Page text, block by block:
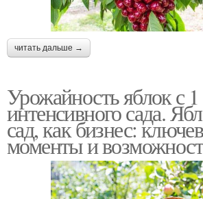
читать дальше →
Урожайность яблок с 1
интенсивного сада.
сад, как бизнес:
моменты и